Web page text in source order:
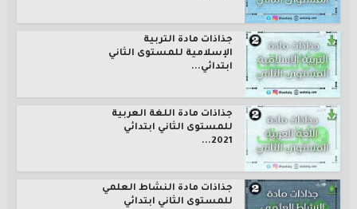
جذاذات مادة التربية
الإسلامية للمستوى الثاني
ابتدائي...
جذاذات مادة اللغة العربية
للمستوى الثاني ابتدائي
2021...
جذاذات مادة النشاط العلمي
للمستوى الثاني ابتدائي